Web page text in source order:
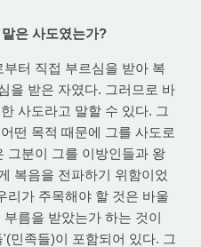
은 사도였는가?
터 직접 부르심을 받아 복
을 받은 자였다. 그러므로 바
사도라고 말할 수 있다. 그
떤 목적 때문에 그를 사도로
그분이 그를 이방인들과 왕
복음을 전파하기 위함이었
리가 주목해야 할 것은 바울
름을 받았는가 하는 것이
민족들)이 포함되어 있다. 그